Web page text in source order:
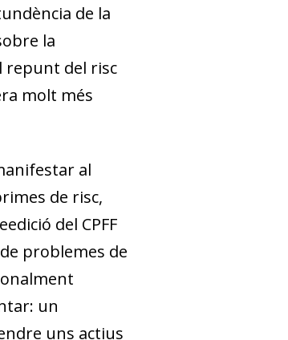
de la
la
repunt del risc
molt més
al
de risc,
del CPFF
problemes de
un
uns actius